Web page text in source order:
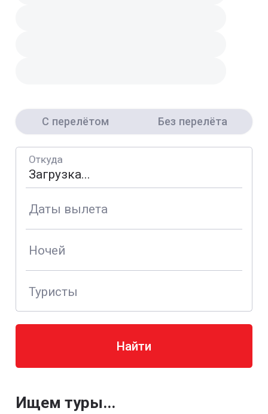
С перелётом Без перелёта
Откуда
Даты вылета
Ночей
Туристы
Найти
Ищем туры...